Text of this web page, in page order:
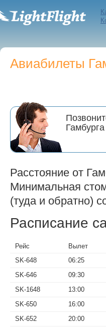
Авиабилеты
Расстояние от
Минимальная
(туда и обратно)
Расписание
Рейс Вылет
SK-648
06:25
SK-646
09:30
SK-1648
13:00
SK-650
16:00
SK-652
20:00